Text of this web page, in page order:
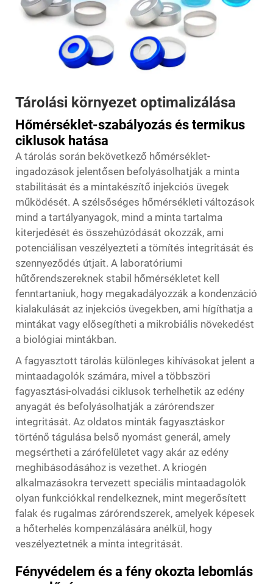
Tárolási környezet optimalizálása
Hőmérséklet-szabályozás és termikus
ciklusok hatása
A tárolás során bekövetkező hőmérséklet-
ingadozások jelentősen befolyásolhatják a minta
stabilitását és a mintakészítő injekciós üvegek
működését. A szélsőséges hőmérsékleti változások
mind a tartályanyagok, mind a minta tartalma
kiterjedését és összehúzódását okozzák, ami
potenciálisan veszélyezteti a tömítés integritását és
szennyeződés útjait. A laboratóriumi
hűtőrendszereknek stabil hőmérsékletet kell
fenntartaniuk, hogy megakadályozzák a kondenzáció
kialakulását az injekciós üvegekben, ami hígíthatja a
mintákat vagy elősegítheti a mikrobiális növekedést
a biológiai mintákban.
A fagyasztott tárolás különleges kihívásokat jelent a
mintaadagolók számára, mivel a többszöri
fagyasztási-olvadási ciklusok terhelhetik az edény
anyagát és befolyásolhatják a zárórendszer
integritását. Az oldatos minták fagyasztáskor
történő tágulása belső nyomást generál, amely
megsértheti a zárófelületet vagy akár az edény
meghibásodásához is vezethet. A kriogén
alkalmazásokra tervezett speciális mintaadagolók
olyan funkciókkal rendelkeznek, mint megerősített
falak és rugalmas zárórendszerek, amelyek képesek
a hőterhelés kompenzálására anélkül, hogy
veszélyeztetnék a minta integritását.
Fényvédelem és a fény okozta lebomlás